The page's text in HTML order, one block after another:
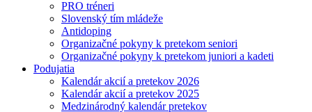
PRO tréneri
Slovenský tím mládeže
Antidoping
Organizačné pokyny k pretekom seniori
Organizačné pokyny k pretekom juniori a kadeti
Podujatia
Kalendár akcií a pretekov 2026
Kalendár akcií a pretekov 2025
Medzinárodný kalendár pretekov